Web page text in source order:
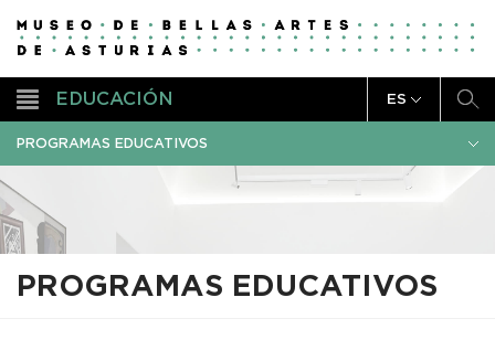
EDUCACIÓN ES
PROGRAMAS EDUCATIVOS
PROGRAMAS EDUCATIVOS